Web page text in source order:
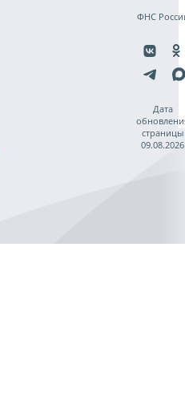
ФНС
Дата
страницы
09.08.2026